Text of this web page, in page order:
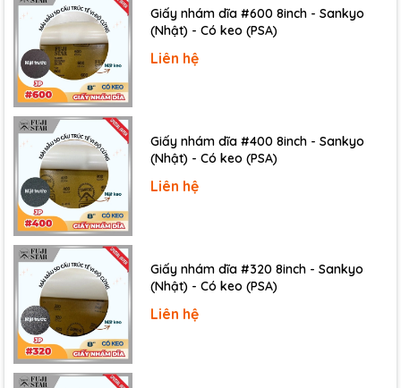
Giấy nhám dĩa #600 8inch - Sankyo
(Nhật) - Có keo (PSA)
Liên hệ
Giấy nhám dĩa #400 8inch - Sankyo
(Nhật) - Có keo (PSA)
Liên hệ
Giấy nhám dĩa #320 8inch - Sankyo
(Nhật) - Có keo (PSA)
Liên hệ